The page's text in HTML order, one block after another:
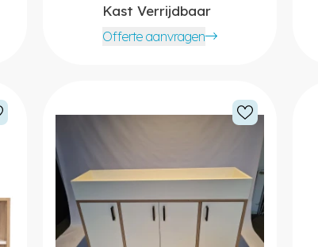
Kast Verrijdbaar
Offerte aanvragen